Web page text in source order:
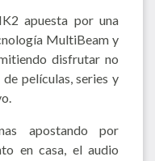
apuesta por una
MultiBeam y
disfrutar no
películas, series y
apostando por
en casa, el audio